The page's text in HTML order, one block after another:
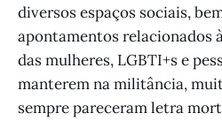
diversos espaços sociais,
apontamentos relacionados
das mulheres, LGBTI+s e
manterem na militância,
sempre pareceram letra